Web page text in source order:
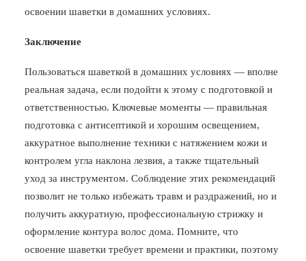
освоении шаветки в домашних условиях.
Заключение
Пользоваться шаветкой в домашних условиях — вполне
реальная задача, если подойти к этому с подготовкой и
ответственностью. Ключевые моменты — правильная
подготовка с антисептикой и хорошим освещением,
аккуратное выполнение техники с натяжением кожи и
контролем угла наклона лезвия, а также тщательный
уход за инструментом. Соблюдение этих рекомендаций
позволит не только избежать травм и раздражений, но и
получить аккуратную, профессиональную стрижку и
оформление контура волос дома. Помните, что
освоение шаветки требует времени и практики, поэтому